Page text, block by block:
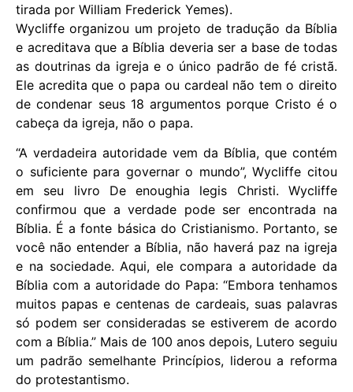
tirada por William Frederick Yemes).
Wycliffe organizou um projeto de tradução da Bíblia
e acreditava que a Bíblia deveria ser a base de todas
as doutrinas da igreja e o único padrão de fé cristã.
Ele acredita que o papa ou cardeal não tem o direito
de condenar seus 18 argumentos porque Cristo é o
cabeça da igreja, não o papa.
“A verdadeira autoridade vem da Bíblia, que contém
o suficiente para governar o mundo”, Wycliffe citou
em seu livro De enoughia legis Christi. Wycliffe
confirmou que a verdade pode ser encontrada na
Bíblia. É a fonte básica do Cristianismo. Portanto, se
você não entender a Bíblia, não haverá paz na igreja
e na sociedade. Aqui, ele compara a autoridade da
Bíblia com a autoridade do Papa: “Embora tenhamos
muitos papas e centenas de cardeais, suas palavras
só podem ser consideradas se estiverem de acordo
com a Bíblia.” Mais de 100 anos depois, Lutero seguiu
um padrão semelhante Princípios, liderou a reforma
do protestantismo.